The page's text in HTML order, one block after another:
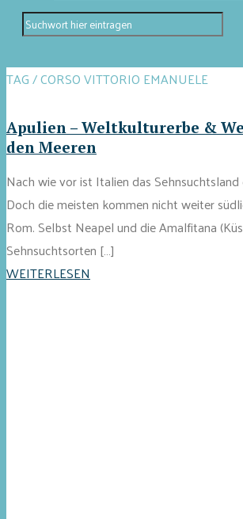
TAG / CORSO VITTORIO EMANUELE
Apulien – Weltkulturerbe &
den Meeren
Nach wie vor ist Italien das
Doch die meisten kommen nicht weiter
Rom. Selbst Neapel und die Amalfitana
Sehnsuchtsorten […]
WEITERLESEN